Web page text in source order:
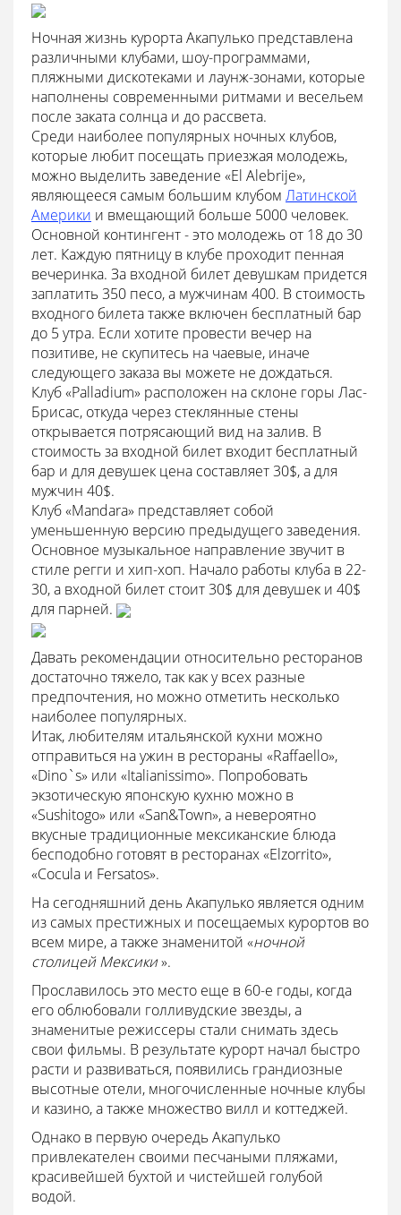
Ночная жизнь курорта Акапулько представлена
различными клубами, шоу-программами,
пляжными дискотеками и лаунж-зонами, которые
наполнены современными ритмами и весельем
после заката солнца и до рассвета.
Среди наиболее популярных ночных клубов,
которые любит посещать приезжая молодежь,
можно выделить заведение «El Alebrije»,
являющееся самым большим клубом Латинской
Америки и вмещающий больше 5000 человек.
Основной контингент - это молодежь от 18 до 30
лет. Каждую пятницу в клубе проходит пенная
вечеринка. За входной билет девушкам придется
заплатить 350 песо, а мужчинам 400. В стоимость
входного билета также включен бесплатный бар
до 5 утра. Если хотите провести вечер на
позитиве, не скупитесь на чаевые, иначе
следующего заказа вы можете не дождаться.
Клуб «Palladium» расположен на склоне горы Лас-
Брисас, откуда через стеклянные стены
открывается потрясающий вид на залив. В
стоимость за входной билет входит бесплатный
бар и для девушек цена составляет 30$, а для
мужчин 40$.
Клуб «Mandara» представляет собой
уменьшенную версию предыдущего заведения.
Основное музыкальное направление звучит в
стиле регги и хип-хоп. Начало работы клуба в 22-
30, а входной билет стоит 30$ для девушек и 40$
для парней.
Давать рекомендации относительно ресторанов
достаточно тяжело, так как у всех разные
предпочтения, но можно отметить несколько
наиболее популярных.
Итак, любителям итальянской кухни можно
отправиться на ужин в рестораны «Raffaello»,
«Dino`s» или «Italianissimo». Попробовать
экзотическую японскую кухню можно в
«Sushitogo» или «San&Town», а невероятно
вкусные традиционные мексиканские блюда
бесподобно готовят в ресторанах «Elzorrito»,
«Cocula и Fersatos».
На сегодняшний день Акапулько является одним
из самых престижных и посещаемых курортов во
всем мире, а также знаменитой «ночной
столицей Мексики».
Прославилось это место еще в 60-е годы, когда
его облюбовали голливудские звезды, а
знаменитые режиссеры стали снимать здесь
свои фильмы. В результате курорт начал быстро
расти и развиваться, появились грандиозные
высотные отели, многочисленные ночные клубы
и казино, а также множество вилл и коттеджей.
Однако в первую очередь Акапулько
привлекателен своими песчаными пляжами,
красивейшей бухтой и чистейшей голубой
водой.